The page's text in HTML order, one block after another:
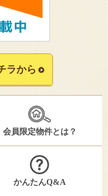
ラから
会員限定物件とは？
かんたんQ&A